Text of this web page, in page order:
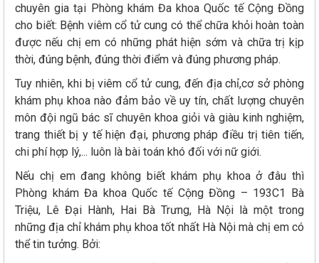
chuyên gia tại Phòng khám Đa khoa Quốc tế Cộng Đồng
cho biết: Bệnh viêm cổ tử cung có thể chữa khỏi hoàn toàn
được nếu chị em có những phát hiện sớm và chữa trị kịp
thời, đúng bệnh, đúng thời điểm và đúng phương pháp.
Tuy nhiên, khi bị viêm cổ tử cung, đến địa chỉ,cơ sở phòng
khám phụ khoa nào đảm bảo về uy tín, chất lượng chuyên
môn đội ngũ bác sĩ chuyên khoa giỏi và giàu kinh nghiệm,
trang thiết bị y tế hiện đại, phương pháp điều trị tiên tiến,
chi phí hợp lý,... luôn là bài toán khó đối với nữ giới.
Nếu chị em đang không biết khám phụ khoa ở đâu thì
Phòng khám Đa khoa Quốc tế Cộng Đồng – 193C1 Bà
Triệu, Lê Đại Hành, Hai Bà Trưng, Hà Nội là một trong
những địa chỉ khám phụ khoa tốt nhất Hà Nội mà chị em có
thể tin tưởng. Bởi: